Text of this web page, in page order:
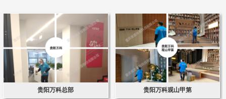
贵阳万科总部 贵阳万科观山甲第